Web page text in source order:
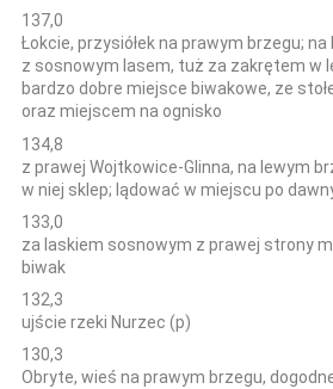
137,0
Łokcie, przysiółek na prawym brzegu;
z sosnowym lasem, tuż za zakrętem w
bardzo dobre miejsce biwakowe, ze
oraz miejscem na ognisko
134,8
z prawej Wojtkowice-Glinna, na lewym
w niej sklep; lądować w miejscu po
133,0
za laskiem sosnowym z prawej strony
biwak
132,3
ujście rzeki Nurzec (p)
130,3
Obryte, wieś na prawym brzegu,